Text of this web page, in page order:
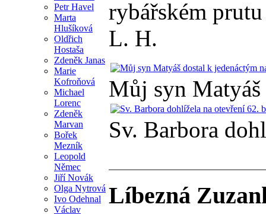
Petr Havel
Marta
Hlušíková
Oldřich
Hostaša
Zdeněk Janas
Marie
Kofroňová
Michael
Lorenc
Zdeněk
Marvan
Bořek
Mezník
Leopold
Němec
Jiří Novák
Olga Nytrová
Ivo Odehnal
Václav
rybářském
L. H.
Můj syn Matyáš
Sv. Barbora
Líbezná